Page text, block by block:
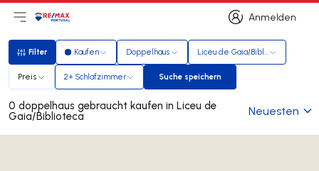
Anmelden
Anmelden
Hauptmenü öffnen
LogoZur Startseite
Filter
Filter Kaufen Doppelhaus Liceu de Gaia/Biblioteca
Preis 2+ Schlafzimmer Suche speichern
Suche speichern
0 doppelhaus gebraucht kaufen in Liceu de
Gaia/Biblioteca Neuesten